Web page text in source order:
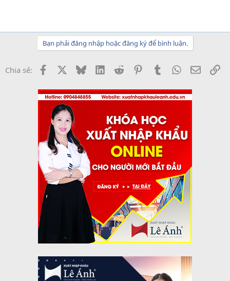
Bạn phải đăng nhập hoặc đăng ký để bình luận.
Chia sẻ: Facebook BlueskyLinkedInReddit PinterestTumblrWhatsApp
Email